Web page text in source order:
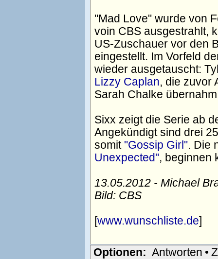
"Mad Love" wurde von
voin CBS ausgestrahlt,
US-Zuschauer vor den
eingestellt. Im Vorfeld
wieder ausgetauscht:
Lizzy Caplan, die zuvor
Sarah Chalke
Sixx zeigt die Serie ab
Angekündigt sind drei
somit "Gossip Girl". Die
Unexpected", beginnen
13.05.2012 - Michael
Bild: CBS
[www.wunschliste.de]
Optionen: Antworten •